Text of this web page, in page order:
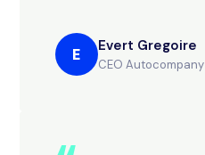
E Evert Gregoire
CEO Autocompany